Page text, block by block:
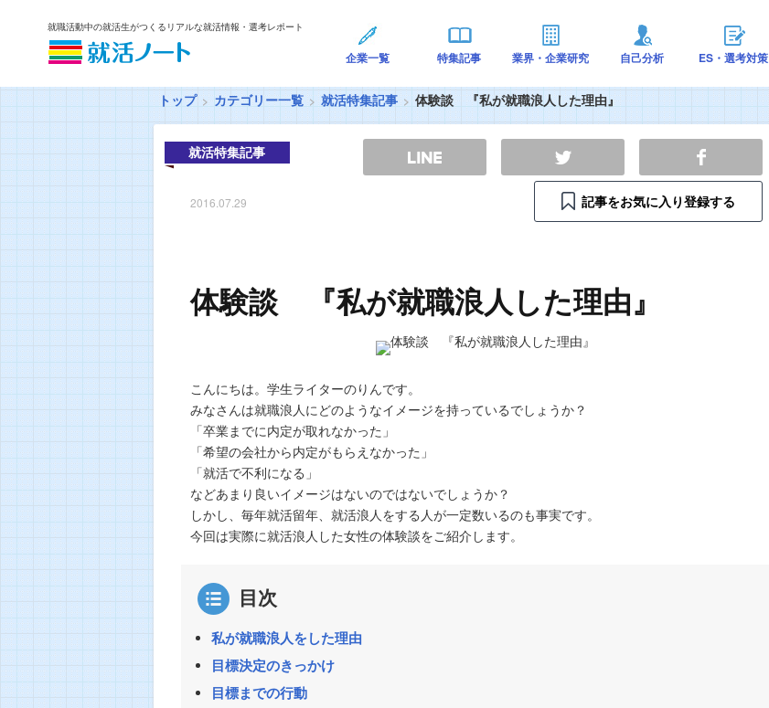
就職活動中の就活生がつくるリアルな就活情報・選考レポート
企業一覧 特集記事 業界・企業研究 自己分析 ES・選考対策
トップ カテゴリー一覧 就活特集記事 体験談 『私が就職浪人した理由』
就活特集記事
2016.07.29 記事をお気に入り登録する
体験談 『私が就職浪人した理由』
こんにちは。学生ライターのりんです。
みなさんは就職浪人にどのようなイメージを持っているでしょうか？
「卒業までに内定が取れなかった」
「希望の会社から内定がもらえなかった」
「就活で不利になる」
などあまり良いイメージはないのではないでしょうか？
しかし、毎年就活留年、就活浪人をする人が一定数いるのも事実です。
今回は実際に就活浪人した女性の体験談をご紹介します。
目次
私が就職浪人をした理由
目標決定のきっかけ
目標までの行動